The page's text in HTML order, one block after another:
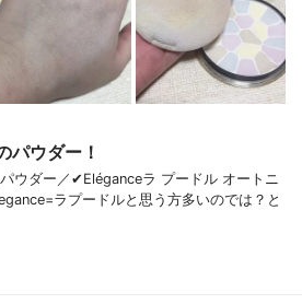
ウダー！
ウダー／✔︎Eléganceラ プードル オートニ
ラプードルと思う方多いのでは？と